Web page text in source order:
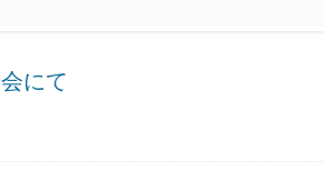
にて